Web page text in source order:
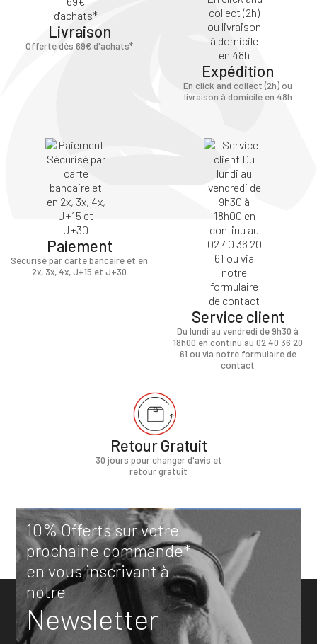
Livraison
Offerte dès 69€ d'achats*
Expédition
En click and collect (2h) ou
livraison à domicile en 48h
Paiement
Sécurisé par carte bancaire et en
2x, 3x, 4x, J+15 et J+30
Service client
Du lundi au vendredi de 9h30 à
18h00 en continu au 02 40 36 20
61 ou via notre formulaire de
contact
Retour Gratuit
30 jours pour changer d'avis et
retour gratuit
10% Offerts sur votre
prochaine commande*
en vous inscrivant à
notre
Newsletter